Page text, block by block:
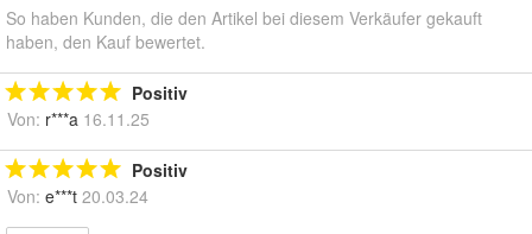
So haben Kunden, die den Artikel bei diesem Verkäufer gekauft
haben, den Kauf bewertet.
Positiv
Von: r***a 16.11.25
Positiv
Von: e***t 20.03.24